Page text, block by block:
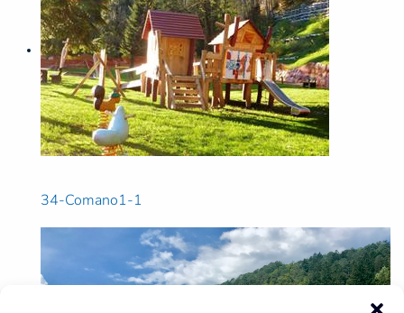
34-Comano1-1